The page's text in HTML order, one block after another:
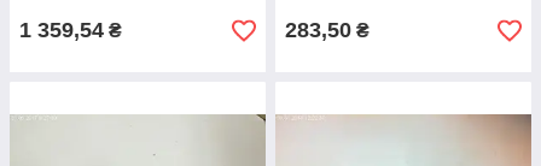
1 359,54 ₴ 283,50 ₴